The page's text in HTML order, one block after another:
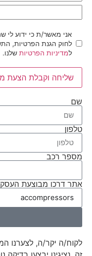
אני מאשר/ת כי ידוע לי
למדיניות הפרטיות שלנו.
שליחה וקבלת הצעת
שם
טלפון
מספר רכב
אתר דרכו מבוצעת
לקוח/ה יקר/ה, לצערנו